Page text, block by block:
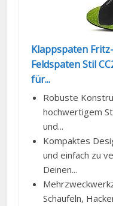
Klappspaten
Feldspaten Stil
für...
Robuste
hochwertigem
und...
Kompaktes
und einfach zu
Deinen...
Schaufeln,